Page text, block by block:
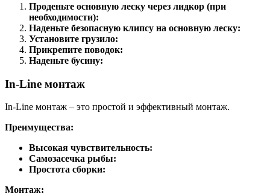
Проденьте основную леску через лидкор (при
необходимости):
Наденьте безопасную клипсу на основную леску:
Установите грузило:
Прикрепите поводок:
Наденьте бусину:
In-Line монтаж
In-Line монтаж – это простой и эффективный монтаж.
Преимущества:
Высокая чувствительность:
Самозасечка рыбы:
Простота сборки:
Монтаж: